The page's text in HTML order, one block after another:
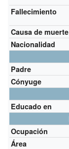
Fallecimiento
Causa de muerte
Nacionalidad
Padre
Cónyuge
Educado en
Ocupación
Área